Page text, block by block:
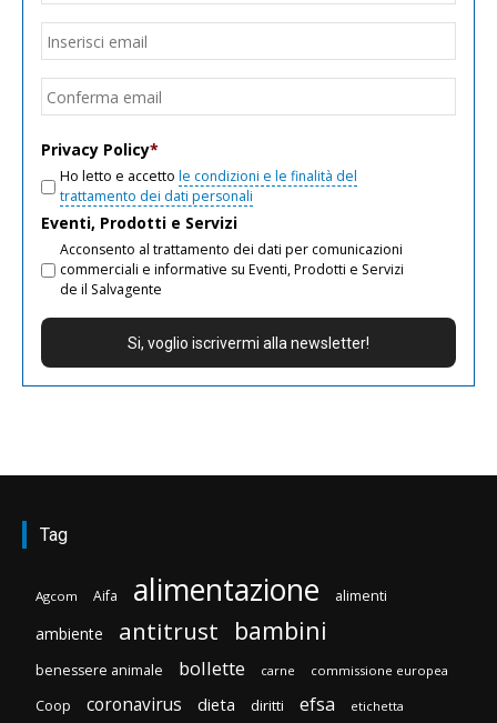
Email
Privacy Policy*
Ho letto e accetto le condizioni e le finalità del
trattamento dei dati personali
Eventi, Prodotti e Servizi
Acconsento al trattamento dei dati per comunicazioni
commerciali e informative su Eventi, Prodotti e Servizi
de il Salvagente
Tag
Agcom Aifa alimentazione alimenti
ambiente antitrust bambini
benessere animale bollette carne commissione europea
Coop coronavirus dieta diritti efsa etichetta